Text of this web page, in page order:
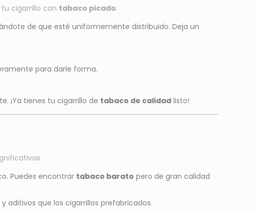
cigarrillo con tabaco picado.
de que esté uniformemente distribuido. Deja un
para darle forma.
¡Ya tienes tu cigarrillo de tabaco de calidad listo!
Puedes encontrar tabaco barato pero de gran calidad
aditivos que los cigarrillos prefabricados.